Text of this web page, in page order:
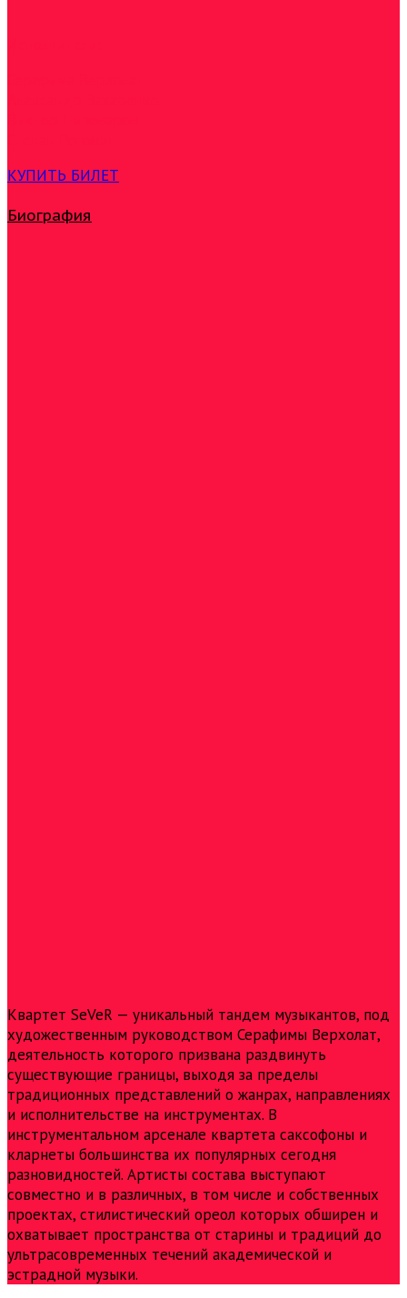
КУПИТЬ БИЛЕТ
Биография
Квартет SeVeR — уникальный тандем музыкантов, под
художественным руководством Серафимы Верхолат,
деятельность которого призвана раздвинуть
существующие границы, выходя за пределы
традиционных представлений о жанрах, направлениях
и исполнительстве на инструментах. В
инструментальном арсенале квартета саксофоны и
кларнеты большинства их популярных сегодня
разновидностей. Артисты состава выступают
совместно и в различных, в том числе и собственных
проектах, стилистический ореол которых обширен и
охватывает пространства от старины и традиций до
ультрасовременных течений академической и
эстрадной музыки.